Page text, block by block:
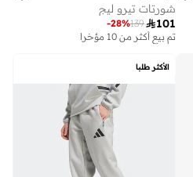
شورتات تيرو ليج
101
139
-28%
تم بيع أكثر من 10 مؤخرا
الأكثر طلبا